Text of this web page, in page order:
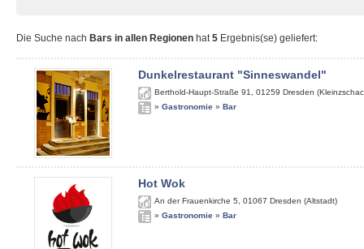
Die Suche nach Bars in allen Regionen hat5 Ergebnis(se) geliefert:
Dunkelrestaurant "Sinneswandel"
Berthold-Haupt-Straße 91 01259 Dresden
» Gastronomie » Bar
Hot Wok
An der Frauenkirche 5 01067 Dresden (Altstadt)
» Gastronomie » Bar